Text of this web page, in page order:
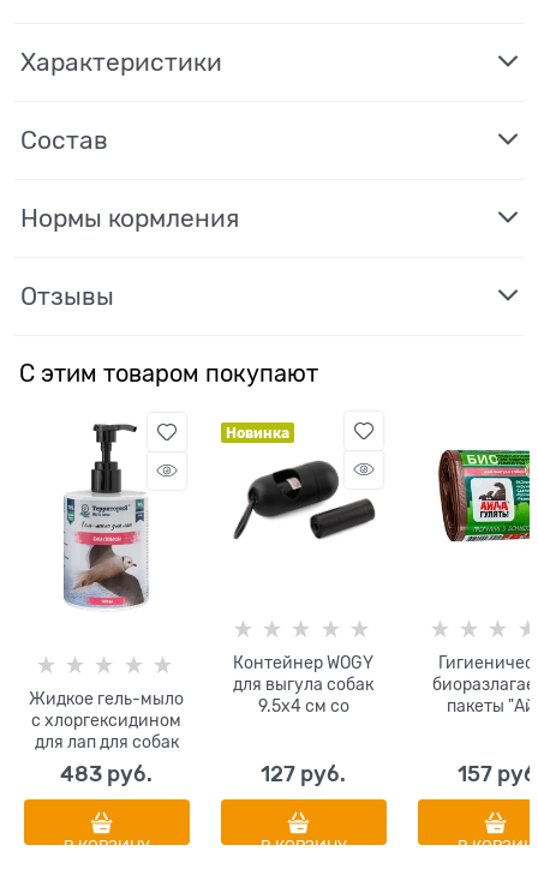
Характеристики
Состав
Нормы кормления
Отзывы
С этим товаром покупают
Жидкое гель-мыло
с хлоргексидином
для лап для собак
Территория "Сила
свободы" 500 мл
483 руб.
В КОРЗИНУ
Новинка
Контейнер WOGY
для выгула собак
9.5х4 см со
гигиенических
пакетов 2 шт
127 руб.
В КОРЗИНУ
пакеты
157
В